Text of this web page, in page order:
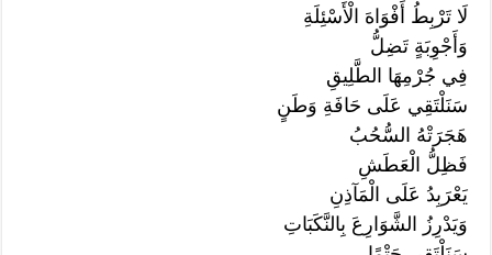
لَا تَرْبِطُ أَفْوَاهَ الْأَسْئِلَةِ
وَأَجْوِبَةٍ تَضِلُّ
فِي جُرْمِهَا الطَّلِيقِ
سَنَلْتَقِي عَلَى حَافَةِ وَطَنٍ
هَجَرَتْهُ السُّحُبُ
فَظِلُّ الْعَطَشِ
يَعْرَبِدُ عَلَى الْمَآذِنِ
وَيَدْرِزُ الشَّوَارِعَ بِالنَّكَبَاتِ